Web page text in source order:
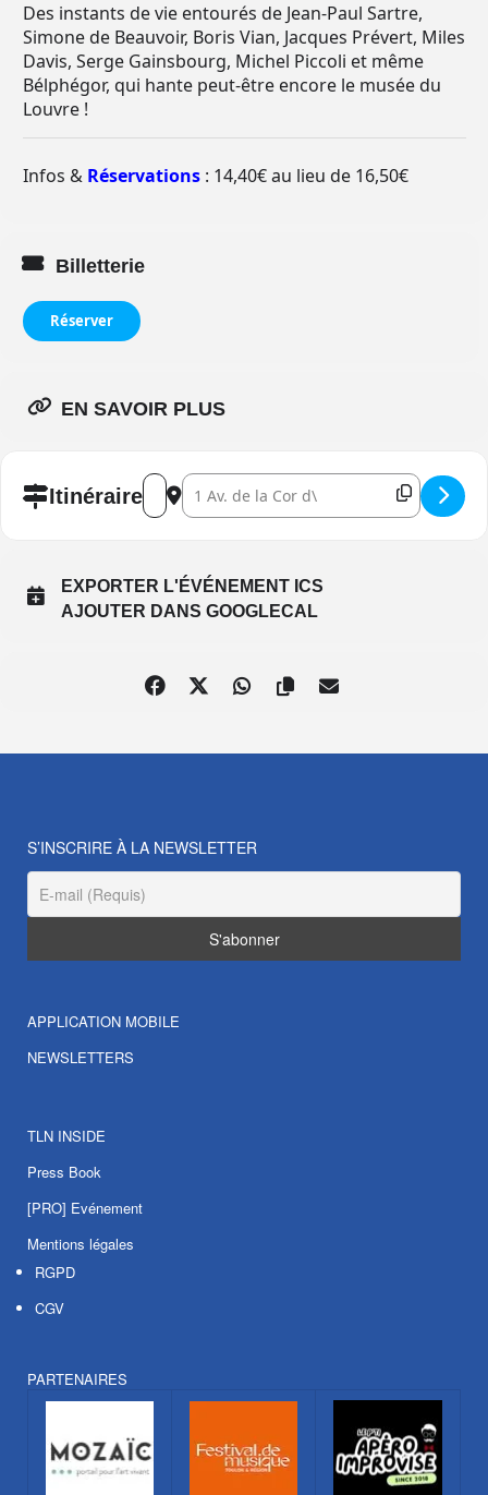
Des instants de vie entourés de Jean-Paul Sartre,
Simone de Beauvoir, Boris Vian, Jacques Prévert, Miles
Davis, Serge Gainsbourg, Michel Piccoli et même
Bélphégor, qui hante peut-être encore le musée du
Louvre !
Infos & Réservations : 14,40€ au lieu de 16,50€
Billetterie
Réserver
EN SAVOIR PLUS
ItinéraireAddress - Gréco, la vie d'une jolie môme []
Destination Address - Gréco, la vie d'une
EXPORTER L'ÉVÉNEMENT ICS
AJOUTER DANS GOOGLECAL
S’INSCRIRE À LA NEWSLETTER
APPLICATION MOBILE
NEWSLETTERS
TLN INSIDE
Press Book
[PRO] Evénement
Mentions légales
RGPD
CGV
PARTENAIRES